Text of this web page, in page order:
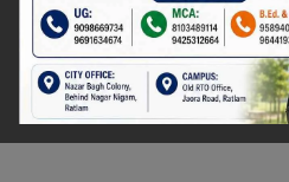
Niraj Kumar Shukla Apr 12,
कोरोना से मुक्ति के लिए
कर...